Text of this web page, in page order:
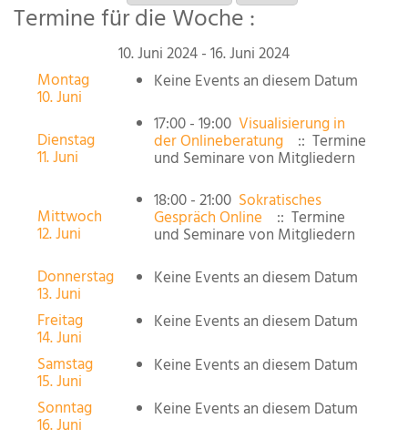
Termine für die Woche :
10. Juni 2024 - 16. Juni 2024
Montag
10. Juni
Keine Events an diesem Datum
Dienstag
11. Juni
17:00 - 19:00 Visualisierung in
der Onlineberatung :: Termine
und Seminare von Mitgliedern
Mittwoch
12. Juni
18:00 - 21:00 Sokratisches
Gespräch Online :: Termine
und Seminare von Mitgliedern
Donnerstag
13. Juni
Keine Events an diesem Datum
Freitag
14. Juni
Keine Events an diesem Datum
Samstag
15. Juni
Keine Events an diesem Datum
Sonntag
16. Juni
Keine Events an diesem Datum